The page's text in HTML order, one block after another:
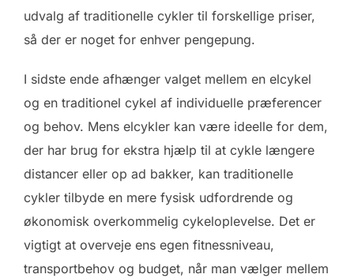
udvalg af traditionelle cykler til forskellige priser,
så der er noget for enhver pengepung.
I sidste ende afhænger valget mellem en elcykel
og en traditionel cykel af individuelle præferencer
og behov. Mens elcykler kan være ideelle for dem,
der har brug for ekstra hjælp til at cykle længere
distancer eller op ad bakker, kan traditionelle
cykler tilbyde en mere fysisk udfordrende og
økonomisk overkommelig cykeloplevelse. Det er
vigtigt at overveje ens egen fitnessniveau,
transportbehov og budget, når man vælger mellem